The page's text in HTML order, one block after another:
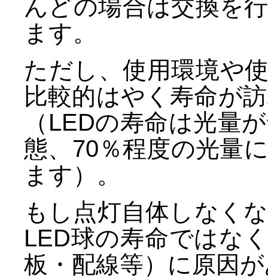
んどの場合は交換を
ます。
ただし、使用環境や
比較的はやく寿命が
（LEDの寿命は光量
態、70％程度の光量
ます）。
もし点灯自体しなく
LED球の寿命ではな
板・配線等）に原因